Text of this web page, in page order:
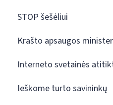
STOP šešėliui
Krašto apsaugos
Interneto svetainės
Ieškome turto savininkų